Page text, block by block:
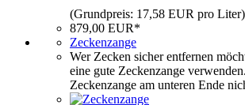
(Grundpreis: 17,58 EUR pro Liter)
879,00 EUR*
Zeckenzange
Wer Zecken sicher entfernen
eine gute Zeckenzange
Zeckenzange am unteren Ende